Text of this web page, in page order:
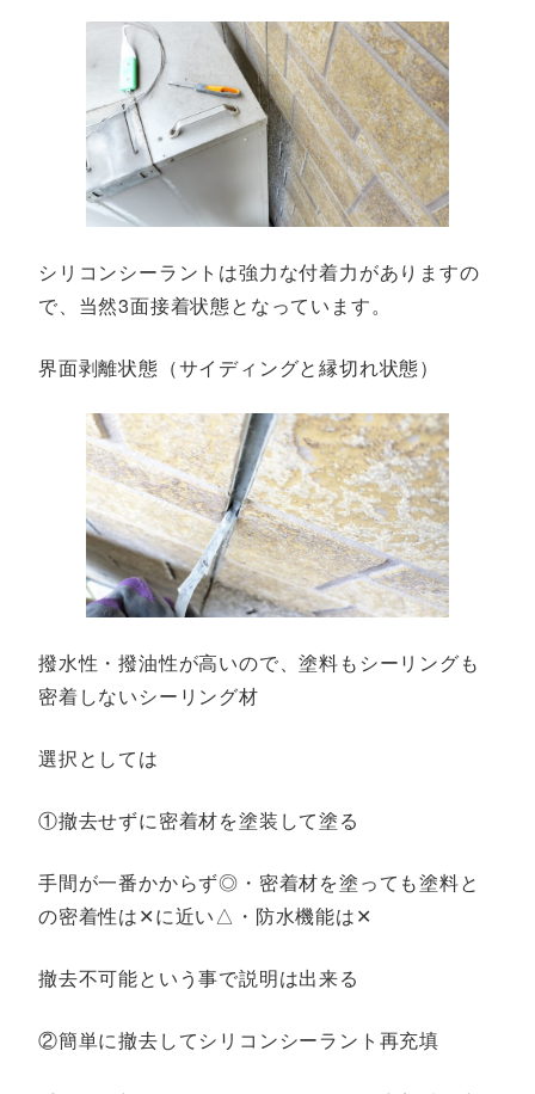
シリコンシーラントは強力な付着力がありますの
で、当然3面接着状態となっています。
界面剥離状態（サイディングと縁切れ状態）
撥水性・撥油性が高いので、塗料もシーリングも
密着しないシーリング材
選択としては
①撤去せずに密着材を塗装して塗る
手間が一番かからず◎・密着材を塗っても塗料と
の密着性は‪‪✕‬に近い△‬・防水機能は‪✕‬
撤去不可能という事で説明は出来る
②簡単に撤去してシリコンシーラント再充填